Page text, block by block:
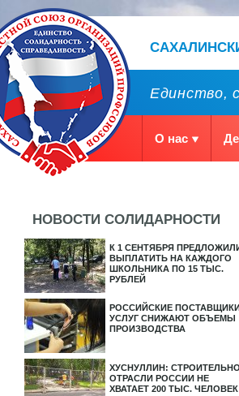
Единство,
О нас
НОВОСТИ СОЛИДАРНОСТИ
К 1 СЕНТЯБРЯ
ВЫПЛАТИТЬ НА КАЖДОГО
ШКОЛЬНИКА ПО 15 ТЫС.
РУБЛЕЙ
РОССИЙСКИЕ
УСЛУГ СНИЖАЮТ ОБЪЕМЫ
ПРОИЗВОДСТВА
ХУСНУЛЛИН:
ОТРАСЛИ РОССИИ НЕ
ХВАТАЕТ 200 ТЫС. ЧЕЛОВЕК